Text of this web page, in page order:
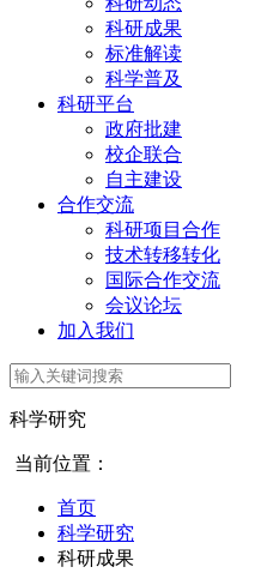
科研成果
标准解读
科学普及
科研平台
政府批建
校企联合
自主建设
合作交流
科研项目合作
技术转移转化
国际合作交流
会议论坛
加入我们
科学研究
当前位置：
首页
科学研究
科研成果